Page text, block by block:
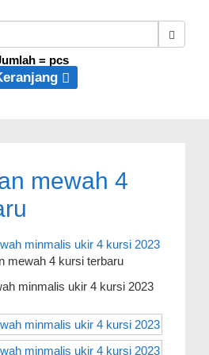
= pcs
mewah 4
mewah 4 kursi terbaru
minmalis ukir 4 kursi 2023